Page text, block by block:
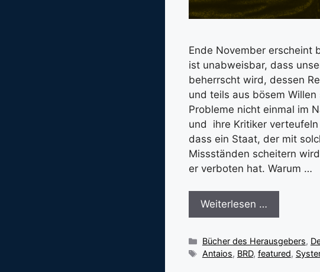
Ende November erscheint
ist unabweisbar, dass
beherrscht wird, dessen
und teils aus bösem
Probleme nicht einmal im
und ihre Kritiker
dass ein Staat, der mit
Missständen scheitern
er verboten hat. Warum …
Weiterlesen …
Kategorien
Bücher des Herausgebers,
Schlagwörter
Antaios, BRD, featured,